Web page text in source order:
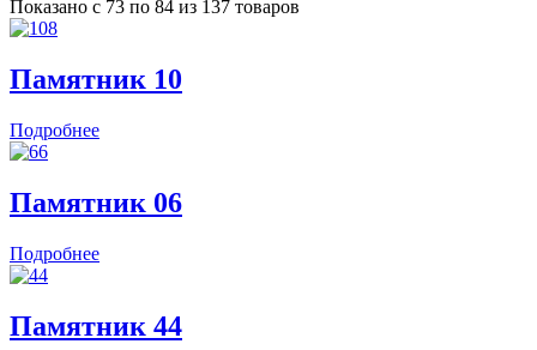
Показано с 73 по 84 из 137 товаров
Памятник 10
Подробнее
Памятник 06
Подробнее
Памятник 44